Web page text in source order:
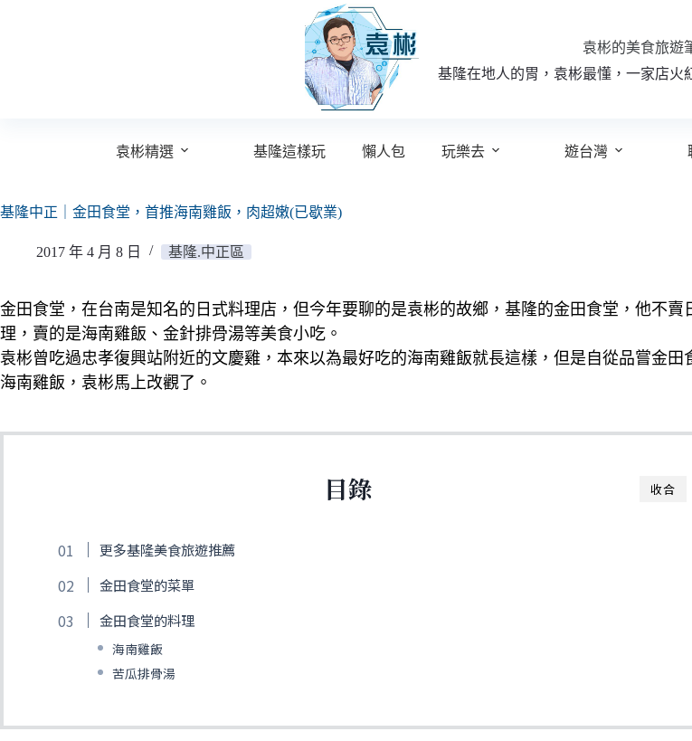
袁彬的美食旅遊
基隆在地人的胃，袁彬最懂，一家店火
袁彬精選 基隆這樣玩 懶人包 玩樂去 遊台灣
基隆中正｜金田食堂，首推海南雞飯，肉超嫩(已歇業)
2017 年 4 月 8 日 基隆.中正區
金田食堂，在台南是知名的日式料理店，但今年要聊的是袁彬的故鄉，基隆的金田食堂，他不賣
理，賣的是海南雞飯、金針排骨湯等美食小吃。
袁彬曾吃過忠孝復興站附近的文慶雞，本來以為最好吃的海南雞飯就長這樣，但是自從品嘗金田
海南雞飯，袁彬馬上改觀了。
收合
目錄
更多基隆美食旅遊推薦
金田食堂的菜單
金田食堂的料理
海南雞飯
苦瓜排骨湯